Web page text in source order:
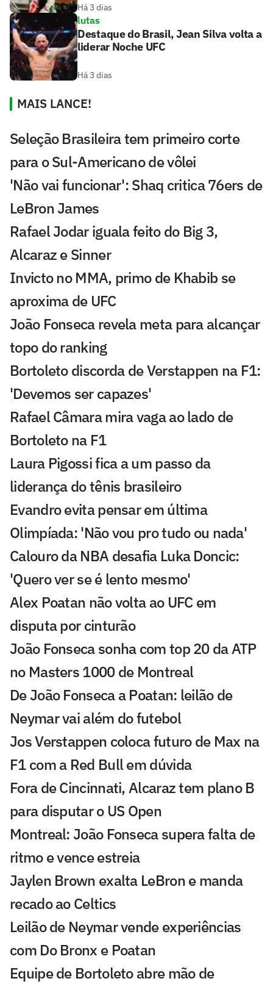
Há 3 dias
lutas
Destaque do Brasil, Jean Silva volta a
liderar Noche UFC
Há 3 dias
MAIS LANCE!
Seleção Brasileira tem primeiro corte
para o Sul-Americano de vôlei
'Não vai funcionar': Shaq critica 76ers de
LeBron James
Rafael Jodar iguala feito do Big 3,
Alcaraz e Sinner
Invicto no MMA, primo de Khabib se
aproxima de UFC
João Fonseca revela meta para alcançar
topo do ranking
Bortoleto discorda de Verstappen na F1:
'Devemos ser capazes'
Rafael Câmara mira vaga ao lado de
Bortoleto na F1
Laura Pigossi fica a um passo da
liderança do tênis brasileiro
Evandro evita pensar em última
Olimpíada: 'Não vou pro tudo ou nada'
Calouro da NBA desafia Luka Doncic:
'Quero ver se é lento mesmo'
Alex Poatan não volta ao UFC em
disputa por cinturão
João Fonseca sonha com top 20 da ATP
no Masters 1000 de Montreal
De João Fonseca a Poatan: leilão de
Neymar vai além do futebol
Jos Verstappen coloca futuro de Max na
F1 com a Red Bull em dúvida
Fora de Cincinnati, Alcaraz tem plano B
para disputar o US Open
Montreal: João Fonseca supera falta de
ritmo e vence estreia
Jaylen Brown exalta LeBron e manda
recado ao Celtics
Leilão de Neymar vende experiências
com Do Bronx e Poatan
Equipe de Bortoleto abre mão de